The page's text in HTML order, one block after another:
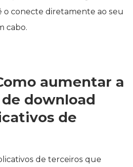
o conecte diretamente ao seu
cabo.
aumentar a
download
de
de terceiros que